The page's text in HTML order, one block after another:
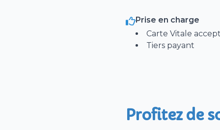
Glycémie / insuline
Dialyse péritonéale
Prise en charge
Carte Vitale
Tiers payant
Profitez de